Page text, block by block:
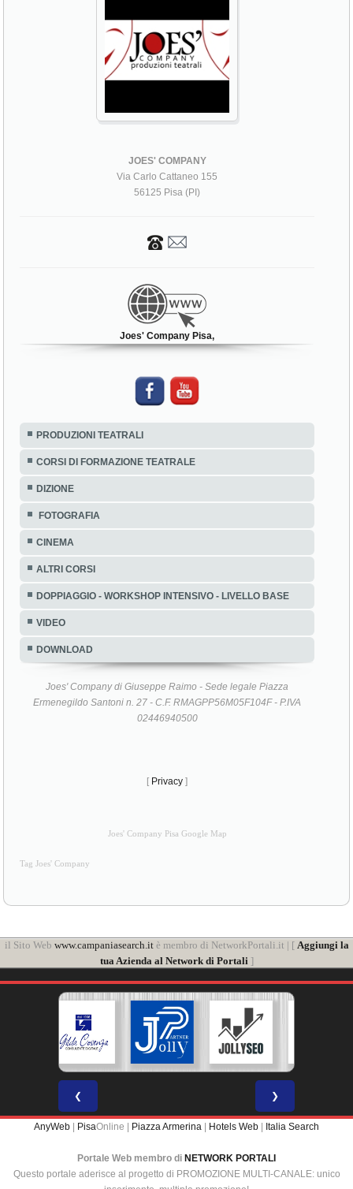
JOES' COMPANY
Via Carlo Cattaneo 155
56125 Pisa (PI)
Joes' Company Pisa,
PRODUZIONI TEATRALI
CORSI DI FORMAZIONE TEATRALE
DIZIONE
FOTOGRAFIA
CINEMA
ALTRI CORSI
DOPPIAGGIO - WORKSHOP INTENSIVO - LIVELLO BASE
VIDEO
DOWNLOAD
Joes' Company di Giuseppe Raimo - Sede legale Piazza
Ermenegildo Santoni n. 27 - C.F. RMAGPP56M05F104F - P.IVA
02446940500
[ Privacy ]
Joes' Company Pisa Google Map
Tag Joes' Company
il Sito Web www.campaniasearch.itè membro di NetworkPortali.it | [ Aggiungi la
tua Azienda al Network di Portali ]
❮ ❯
AnyWeb | PisaOnline | Piazza Armerina | Hotels Web | Italia Search
Portale Web membro di NETWORK PORTALI
Questo portale aderisce al progetto di PROMOZIONE MULTI-CANALE: unico